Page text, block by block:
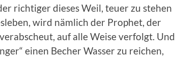
richtiger dieses Weil, teuer zu stehen
wird nämlich der Prophet, der
auf alle Weise verfolgt. Und
einen Becher Wasser zu reichen,